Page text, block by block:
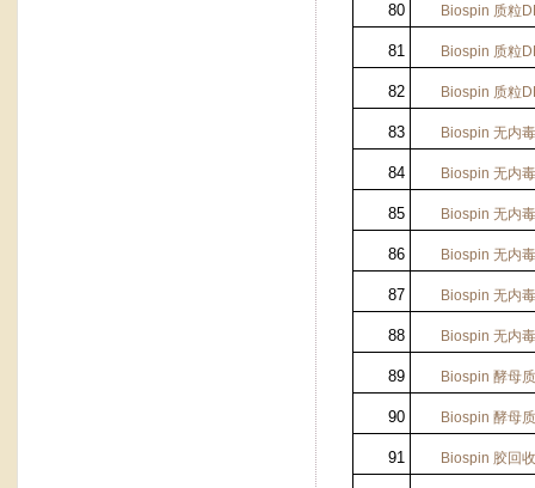
80 Biospin 质粒
81 Biospin 质粒
82 Biospin 质粒
83 Biospin 无内
84 Biospin 无内
85 Biospin 无内
86 Biospin 无内
87 Biospin 无内
88 Biospin 无内
89 Biospin 酵母
90 Biospin 酵母
91 Biospin 胶回